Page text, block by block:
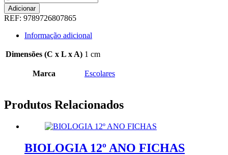
de
LISBOA
ED-
MATEMATICA
Adicionar
REF: 9789726807865
Informação adicional
Dimensões (C x L x A) 1 cm
Marca Escolares
Produtos Relacionados
BIOLOGIA 12º ANO FICHAS